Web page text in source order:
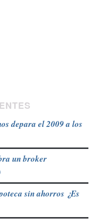
depara el 2009 a los
un broker
sin ahorros ¿Es